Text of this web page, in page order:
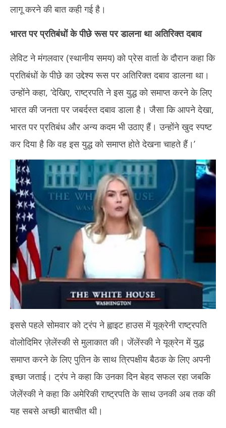
ट्रंप ने रूस-यूक्रेन युद्ध खत्म करने के लिए भारत पर लगाए प्रतिबंध, ह्वाइट हाउस
ने जारी किया बयान
August
20,
लागू करने की बात कही गई है।
भारत पर प्रतिबंधों के पीछे रूस पर डालना था अतिरिक्त दबाव
लेविट ने मंगलवार (स्थानीय समय) को प्रेस वार्ता के दौरान कहा कि
प्रतिबंधों के पीछे का उद्देश्य रूस पर अतिरिक्त दबाव डालना था।
उन्होंने कहा, ‘देखिए, राष्ट्रपति ने इस युद्ध को समाप्त करने के लिए
भारत की जनता पर जबर्दस्त दबाव डाला है। जैसा कि आपने देखा,
भारत पर प्रतिबंध और अन्य कदम भी उठाए हैं। उन्होंने खुद स्पष्ट
कर दिया है कि वह इस युद्ध को समाप्त होते देखना चाहते हैं।’
इससे पहले सोमवार को ट्रंप ने ह्वाइट हाउस में यूक्रेनी राष्ट्रपति
वोलोदिमिर ज़ेलेंस्की से मुलाकात की। जेंलेंस्की ने यूक्रेन में युद्ध
समाप्त करने के लिए पुतिन के साथ त्रिपक्षीय बैठक के लिए अपनी
इच्छा जताई। ट्रंप ने कहा कि उनका दिन बेहद सफल रहा जबकि
जेलेंस्की ने कहा कि अमेरिकी राष्ट्रपति के साथ उनकी अब तक की
यह सबसे अच्छी बातचीत थी।